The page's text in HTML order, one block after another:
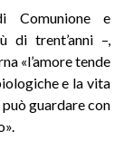
Comunione e
di trent’anni –,
«l’amore tende
e la vita
guardare con